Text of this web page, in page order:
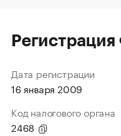
Дата регистрации
16 января 2009
Код налогового органа
2468